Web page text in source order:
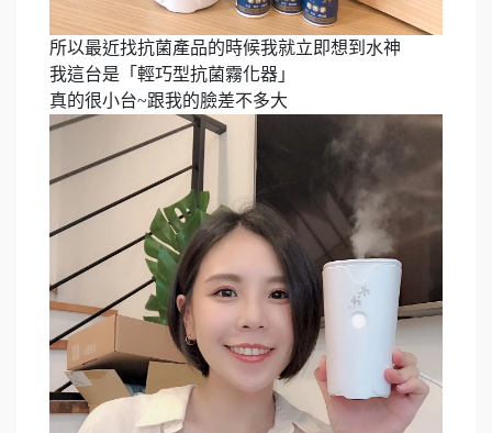
所以最近找抗菌產品的時候我就立即想到水神​
我這台是「輕巧型抗菌霧化器」​
真的很小台~跟我的臉差不多大​